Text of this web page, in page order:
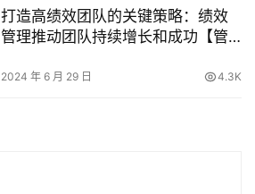
打造高绩效团队的关键策略：绩效
管理推动团队持续增长和成功【管
2024 年 6 月 29 日 4.3K